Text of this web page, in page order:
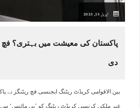
اپریل 15, 2025
پاکستان کی معیشت میں بہتری؟ فچ
دی
بین الاقوامی کریڈٹ ریٹنگ ایجنسی فچ ریٹنگز نے
غیر ملکی کرنسی کریڈٹ ریٹنگ کو ’بی مائنس‘